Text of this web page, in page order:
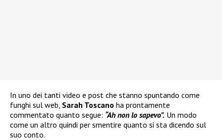
In uno dei tanti video e post che stanno spuntando come
funghi sul web, Sarah Toscano ha prontamente
commentato quanto segue: “Ah non lo sapevo”. Un modo
come un altro quindi per smentire quanto si sta dicendo sul
suo conto.